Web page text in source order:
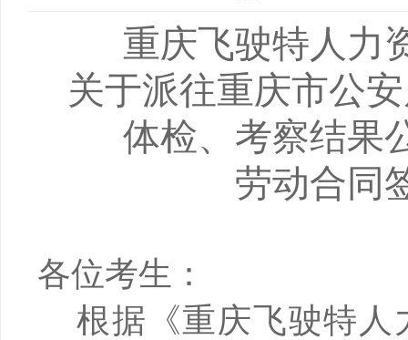
重庆飞驶特人力
关于派往重庆市公
体检、考察结果
劳动合同
各位考生：
根据《重庆飞驶特